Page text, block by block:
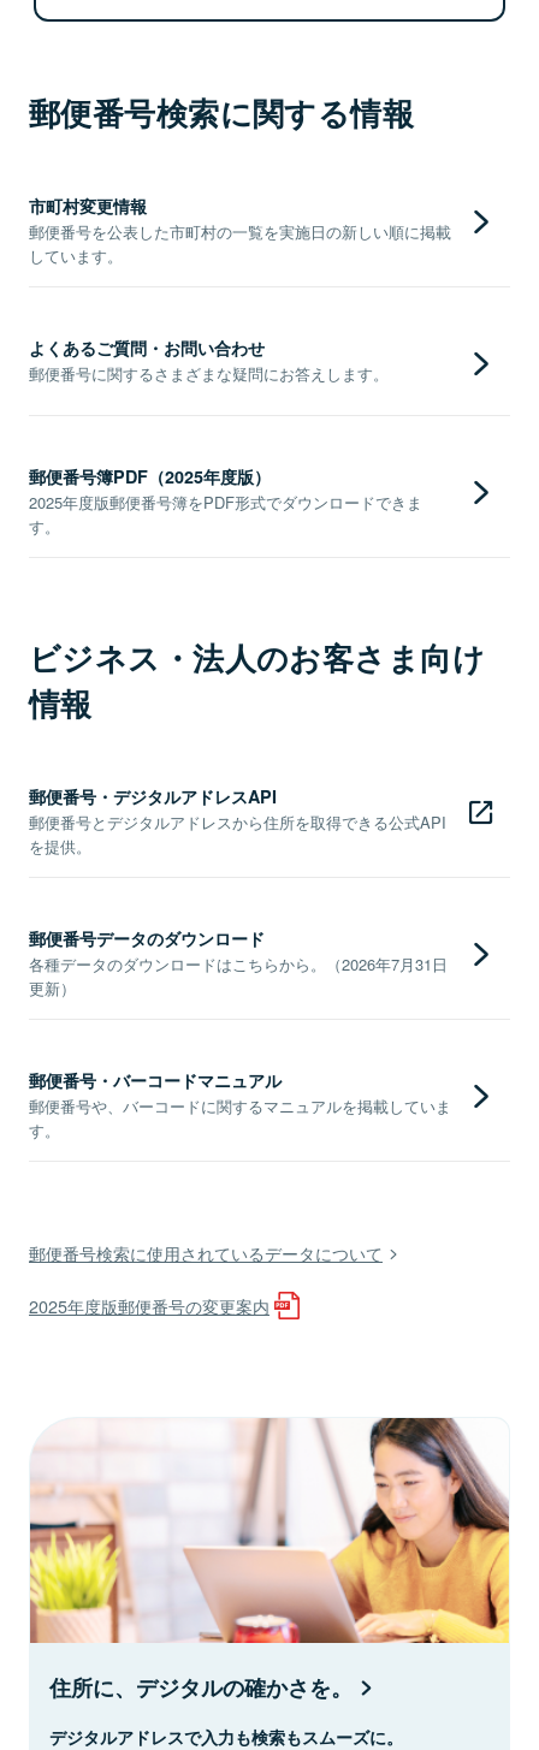
郵便番号検索に関する情報
市町村変更情報
郵便番号を公表した市町村の一覧を実施日の新しい順に掲載
しています。
よくあるご質問・お問い合わせ
郵便番号に関するさまざまな疑問にお答えします。
郵便番号簿PDF（2025年度版）
2025年度版郵便番号簿をPDF形式でダウンロードできま
す。
ビジネス・法人のお客さま向け
情報
郵便番号・デジタルアドレスAPI
郵便番号とデジタルアドレスから住所を取得できる公式API
を提供。
郵便番号データのダウンロード
各種データのダウンロードはこちらから。（2026年7月31日
更新）
郵便番号・バーコードマニュアル
郵便番号や、バーコードに関するマニュアルを掲載していま
す。
郵便番号検索に使用されているデータについて
2025年度版郵便番号の変更案内
住所に、デジタルの確かさを。
デジタルアドレスで入力も検索もスムーズに。